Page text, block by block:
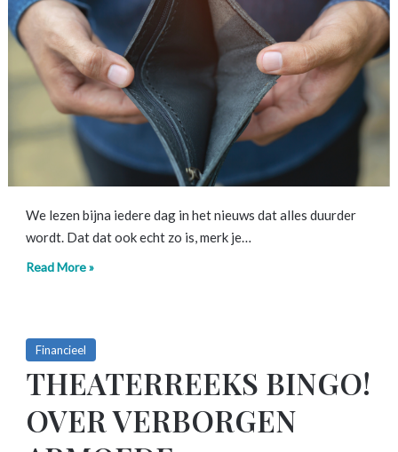
We lezen bijna iedere dag in het nieuws dat alles duurder
wordt. Dat dat ook echt zo is, merk je…
Read More »
Financieel
THEATERREEKS BINGO!
OVER VERBORGEN